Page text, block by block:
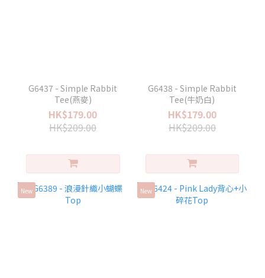
G6437 - Simple Rabbit
Tee(燕麥)
HK$179.00
HK$209.00
G6438 - Simple Rabbit
Tee(牛奶白)
HK$179.00
HK$209.00
New New